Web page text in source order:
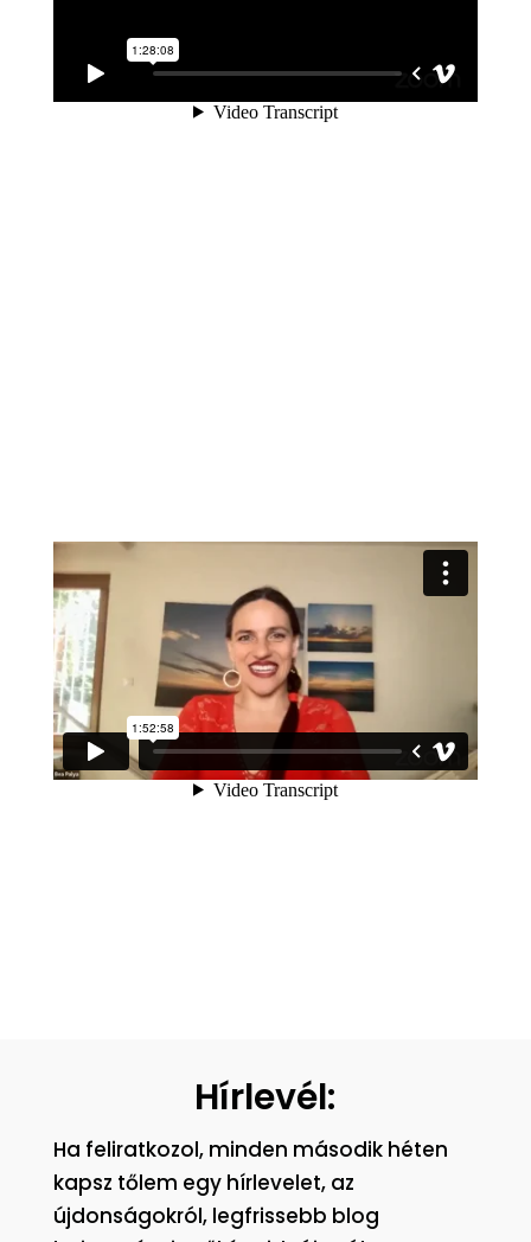
Hírlevél:
Ha feliratkozol, minden második héten
kapsz tőlem egy hírlevelet, az
újdonságokról, legfrissebb blog